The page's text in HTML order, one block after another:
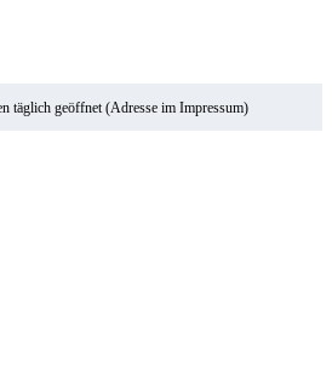
täglich geöffnet (Adresse im Impressum)